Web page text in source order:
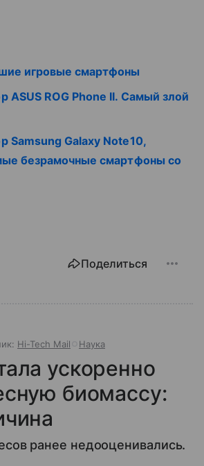
игровые смартфоны
ASUS ROG Phone II. Самый злой
Samsung Galaxy Note10,
безрамочные смартфоны со
Поделиться
Hi-Tech Mail Наука
ускоренно
биомассу:
ранее недооценивались.